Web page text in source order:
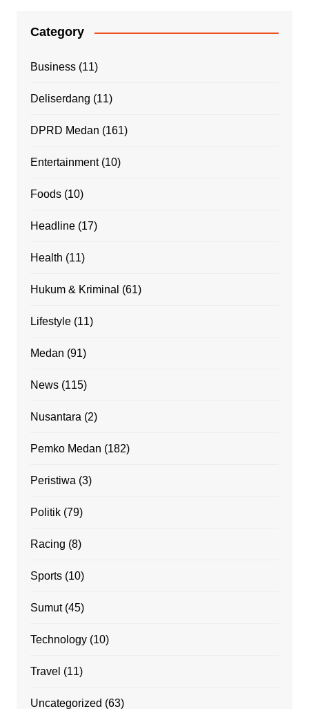
Category
Business(11)
Deliserdang (11)
DPRD Medan (161)
Entertainment(10)
Foods(10)
Headline(17)
Health (11)
Hukum & Kriminal (61)
Lifestyle(11)
Medan (91)
News(115)
Nusantara (2)
Pemko Medan (182)
Peristiwa (3)
Politik(79)
Racing (8)
Sports(10)
Sumut(45)
Technology(10)
Travel (11)
Uncategorized (63)